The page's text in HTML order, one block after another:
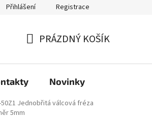
Přihlášení Registrace
KOŠÍK
PRÁZDNÝ KOŠÍK
Novinky
50Z1 Jednobřitá válcová fréza
5mm